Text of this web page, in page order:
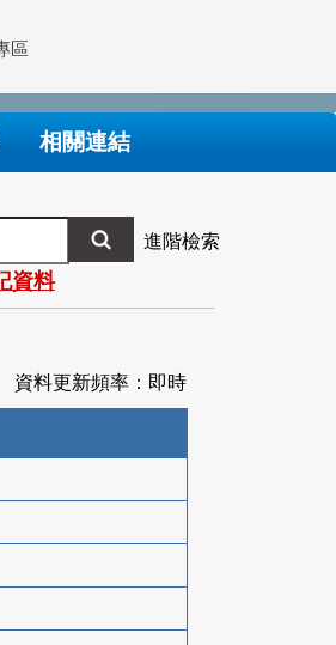
區
相關連結
進階檢索
資料
資料更新頻率：即時